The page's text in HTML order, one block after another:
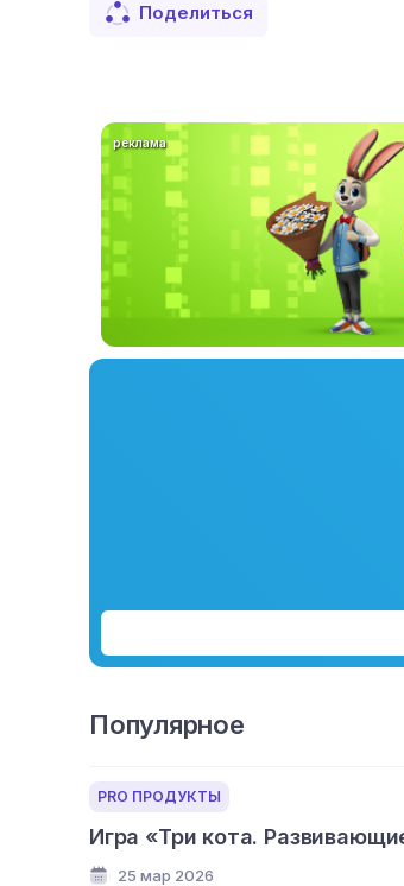
Поделиться
реклама
Популярное
PRO ПРОДУКТЫ
Игра «Три кота.
25 мар 2026